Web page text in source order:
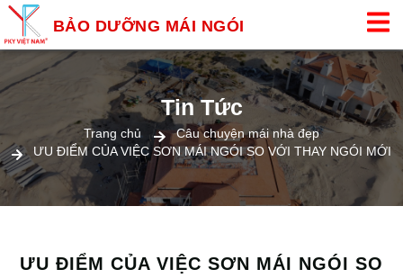
BẢO DƯỠNG MÁI NGÓI
Tin Tức
Trang chủ
Câu chuyện mái nhà đẹp
ƯU ĐIỂM CỦA VIỆC SƠN MÁI NGÓI SO VỚI THAY NGÓI MỚI
ƯU ĐIỂM CỦA VIỆC SƠN MÁI NGÓI SO